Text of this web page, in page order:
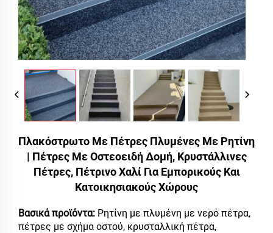
Πλακόστρωτο Με Πέτρες Πλυμένες Με Ρητίνη
| Πέτρες Με Οστεοειδή Δομή, Κρυστάλλινες
Πέτρες, Πέτρινο Χαλί Για Εμπορικούς Και
Κατοικησιακούς Χώρους
Βασικά προϊόντα: Ρητίνη με πλυμένη με νερό πέτρα,
πέτρες με σχήμα οστού, κρυσταλλική πέτρα,